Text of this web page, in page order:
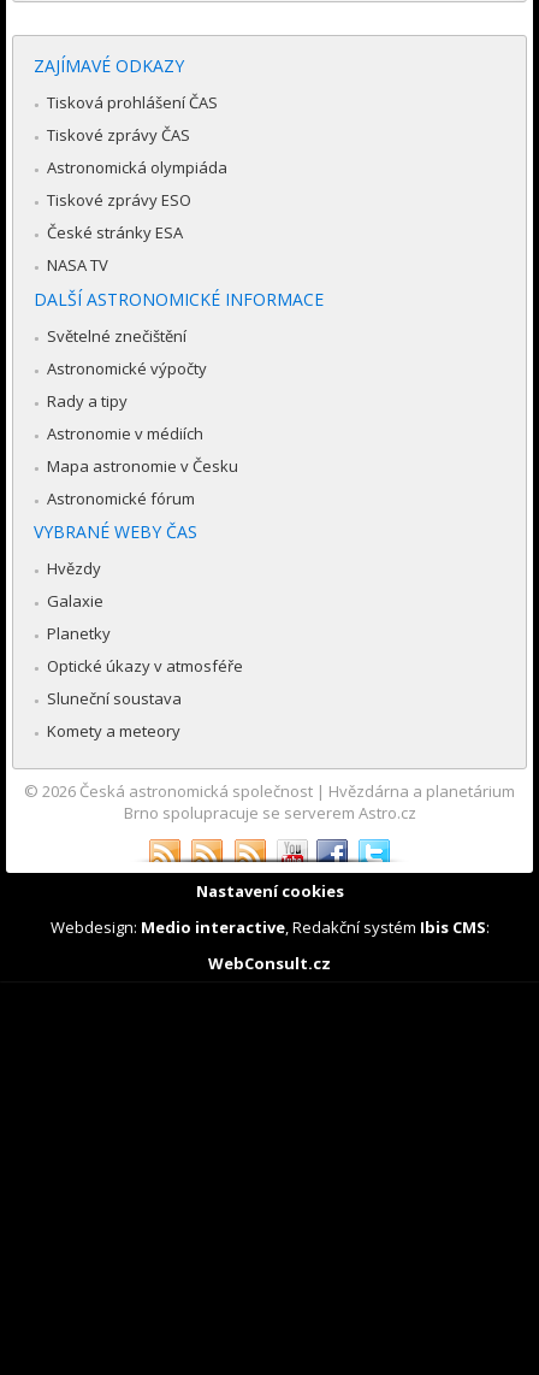
ZAJÍMAVÉ ODKAZY
Tisková prohlášení ČAS
Tiskové zprávy ČAS
Astronomická olympiáda
Tiskové zprávy ESO
České stránky ESA
NASA TV
DALŠÍ ASTRONOMICKÉ INFORMACE
Světelné znečištění
Astronomické výpočty
Rady a tipy
Astronomie v médiích
Mapa astronomie v Česku
Astronomické fórum
VYBRANÉ WEBY ČAS
Hvězdy
Galaxie
Planetky
Optické úkazy v atmosféře
Sluneční soustava
Komety a meteory
© 2026 Česká astronomická společnost | Hvězdárna a planetárium
Brno spolupracuje se serverem Astro.cz
Nastavení cookies
Webdesign: Medio interactive, Redakční systém Ibis CMS:
WebConsult.cz